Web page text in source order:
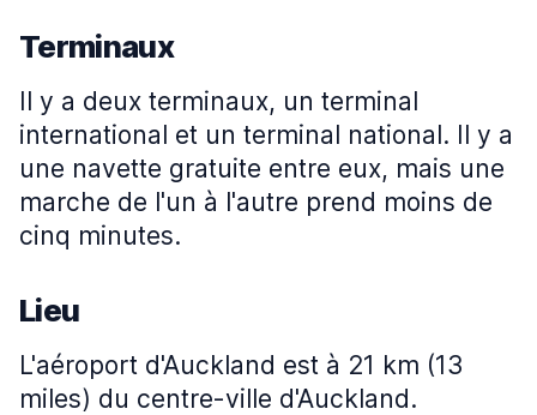
Terminaux
Il y a deux terminaux, un terminal
international et un terminal national. Il y a
une navette gratuite entre eux, mais une
marche de l'un à l'autre prend moins de
cinq minutes.
Lieu
L'aéroport d'Auckland est à 21 km (13
miles) du centre-ville d'Auckland.